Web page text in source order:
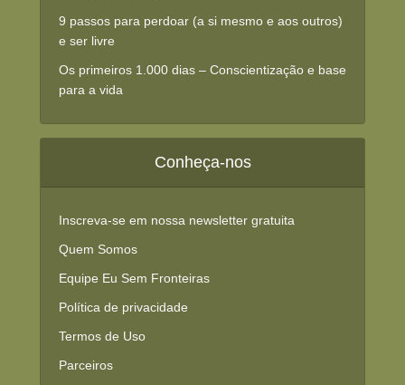
9 passos para perdoar (a si mesmo e aos outros)
e ser livre
Os primeiros 1.000 dias – Conscientização e base
para a vida
Conheça-nos
Inscreva-se em nossa newsletter gratuita
Quem Somos
Equipe Eu Sem Fronteiras
Política de privacidade
Termos de Uso
Parceiros